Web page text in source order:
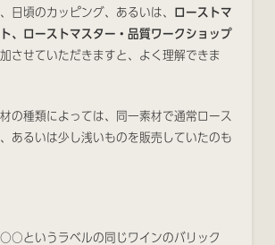
日頃のカッピング、あるいは、 ローストマ
、ローストマスター・品質ワークショップ
させていただきますと、よく理解できま
の種類によっては、同一素材で通常ロース
あるいは少し浅いものを販売していたのも
というラベルの同じワインのバリック